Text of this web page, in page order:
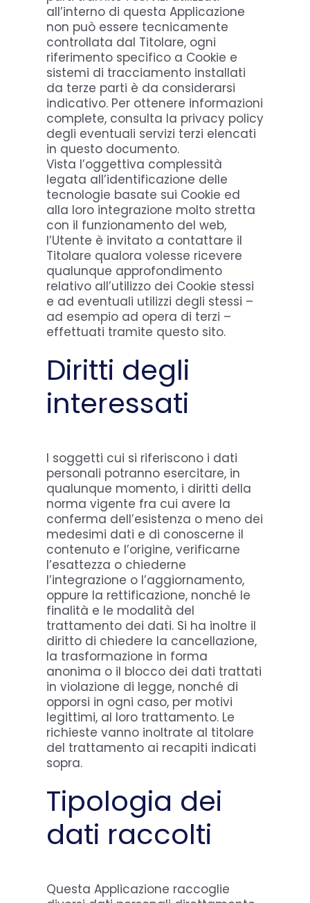
all’interno di questa Applicazione
non può essere tecnicamente
controllata dal Titolare, ogni
riferimento specifico a Cookie e
sistemi di tracciamento installati
da terze parti è da considerarsi
indicativo. Per ottenere informazioni
complete, consulta la privacy policy
degli eventuali servizi terzi elencati
in questo documento.
Vista l’oggettiva complessità
legata all’identificazione delle
tecnologie basate sui Cookie ed
alla loro integrazione molto stretta
con il funzionamento del web,
l’Utente è invitato a contattare il
Titolare qualora volesse ricevere
qualunque approfondimento
relativo all’utilizzo dei Cookie stessi
e ad eventuali utilizzi degli stessi –
ad esempio ad opera di terzi –
effettuati tramite questo sito.
Diritti degli
interessati
I soggetti cui si riferiscono i dati
personali potranno esercitare, in
qualunque momento, i diritti della
norma vigente fra cui avere la
conferma dell’esistenza o meno dei
medesimi dati e di conoscerne il
contenuto e l’origine, verificarne
l’esattezza o chiederne
l’integrazione o l’aggiornamento,
oppure la rettificazione, nonché le
finalità e le modalità del
trattamento dei dati. Si ha inoltre il
diritto di chiedere la cancellazione,
la trasformazione in forma
anonima o il blocco dei dati trattati
in violazione di legge, nonché di
opporsi in ogni caso, per motivi
legittimi, al loro trattamento. Le
richieste vanno inoltrate al titolare
del trattamento ai recapiti indicati
sopra.
Tipologia dei
dati raccolti
Questa Applicazione raccoglie